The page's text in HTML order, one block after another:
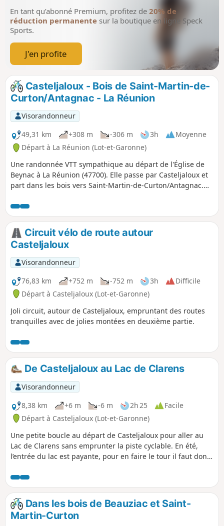
En tant qu’abonné Premium, profitez de 20% de
réduction permanente sur la boutique en ligne Speck
Sports.
J'en profite
Casteljaloux - Bois de Saint-Martin-de-
Curton/Antagnac - La Réunion
Visorandonneur
49,31 km
+308 m -306 m 3h
Moyenne
Départ à La Réunion (Lot-et-Garonne)
Une randonnée VTT sympathique au départ de l'Église de
Beynac à La Réunion (47700). Elle passe par Casteljaloux et
part dans les bois vers Saint-Martin-de-Curton/Antagnac.
par tout temps.
Circuit vélo de route autour
Casteljaloux
Visorandonneur
76,83 km
+752 m -752 m 3h
Difficile
Départ à Casteljaloux (Lot-et-Garonne)
Joli circuit, autour de Casteljaloux, empruntant des routes
tranquilles avec de jolies montées en deuxième partie.
De Casteljaloux au Lac de Clarens
Visorandonneur
8,38 km
+6 m -6 m 2h 25
Facile
Départ à Casteljaloux (Lot-et-Garonne)
Une petite boucle au départ de Casteljaloux pour aller au
Lac de Clarens sans emprunter la piste cyclable. En été,
l’entrée du lac est payante, pour en faire le tour il faut donc
Dans les bois de Beauziac et Saint-
Martin-Curton